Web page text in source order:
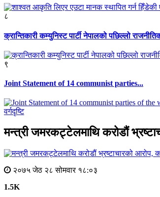
८
क्रान्तिकारी कम्युनिस्ट पार्टी नेपालको पछिल्लो
९
Joint Statement of 14 communist parties...
वर्गदृष्टि
मन्त्री जमरकट्टेलमाथि करोडौं
२०७५ जेठ २८ सोमवार १८:०३
1.5K